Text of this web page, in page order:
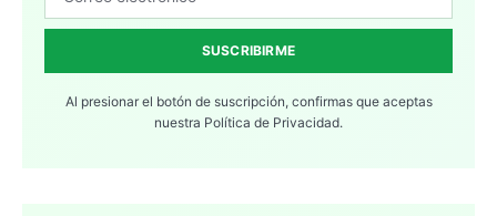
SUSCRIBIRME
Al presionar el botón de suscripción, confirmas que aceptas
nuestra Política de Privacidad.